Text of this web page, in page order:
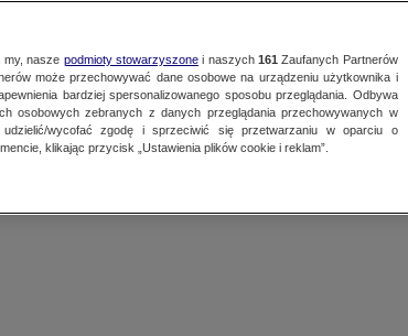
BEMOWO
BIAŁOŁĘKA
URSYNÓW
WAWER
my, nasze podmioty stowarzyszonei naszych 161 Zaufanych Partnerów
może przechowywać dane osobowe na urządzeniu użytkownika i
bardziej spersonalizowanego sposobu przeglądania. Odbywa
osobowych zebranych z danych przeglądania przechowywanych w
wycofać zgodę i sprzeciwić się przetwarzaniu w oparciu o
klikając przycisk „Ustawienia plików cookie i reklam”.